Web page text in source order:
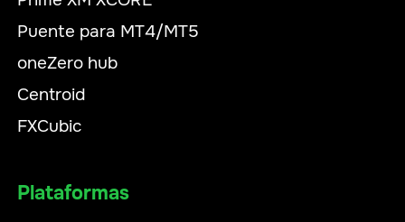
Puente para MT4/MT5
oneZero hub
Centroid
FXCubic
Plataformas